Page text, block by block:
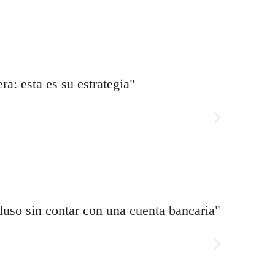
esta es su estrategia"
sin contar con una cuenta bancaria"